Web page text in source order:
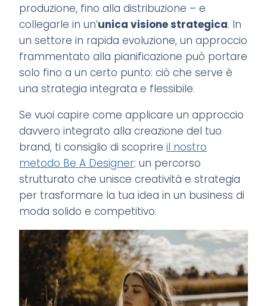
produzione, fino alla distribuzione – e
collegarle in un’unica visione strategica. In
un settore in rapida evoluzione, un approccio
frammentato alla pianificazione può portare
solo fino a un certo punto: ciò che serve è
una strategia integrata e flessibile.
Se vuoi capire come applicare un approccio
davvero integrato alla creazione del tuo
brand, ti consiglio di scoprireil nostro
metodo Be A Designer: un percorso
strutturato che unisce creatività e strategia
per trasformare la tua idea in un business di
moda solido e competitivo.